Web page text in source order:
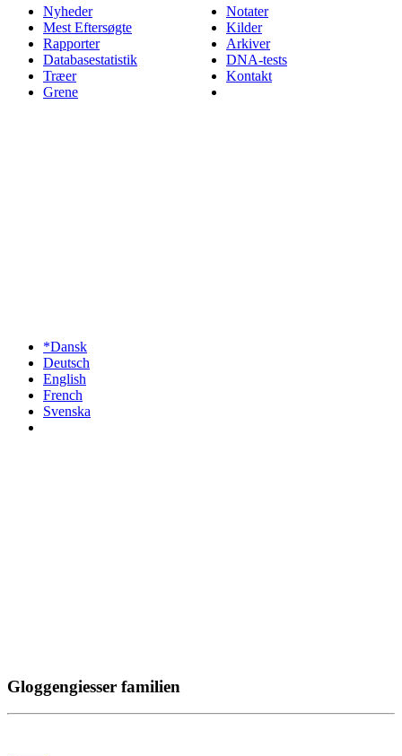
Nyheder
Mest Eftersøgte
Rapporter
Databasestatistik
Træer
Grene
Notater
Kilder
Arkiver
DNA-tests
Kontakt
*Dansk
Deutsch
English
French
Svenska
Gloggengiesser familien